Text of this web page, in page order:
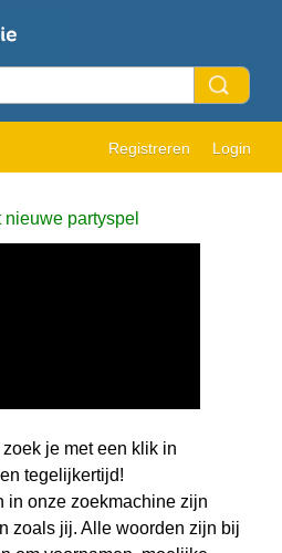
Registreren Login
nieuwe partyspel
je met een klik in
tegelijkertijd!
in onze zoekmachine zijn
zoals jij. Alle woorden zijn bij